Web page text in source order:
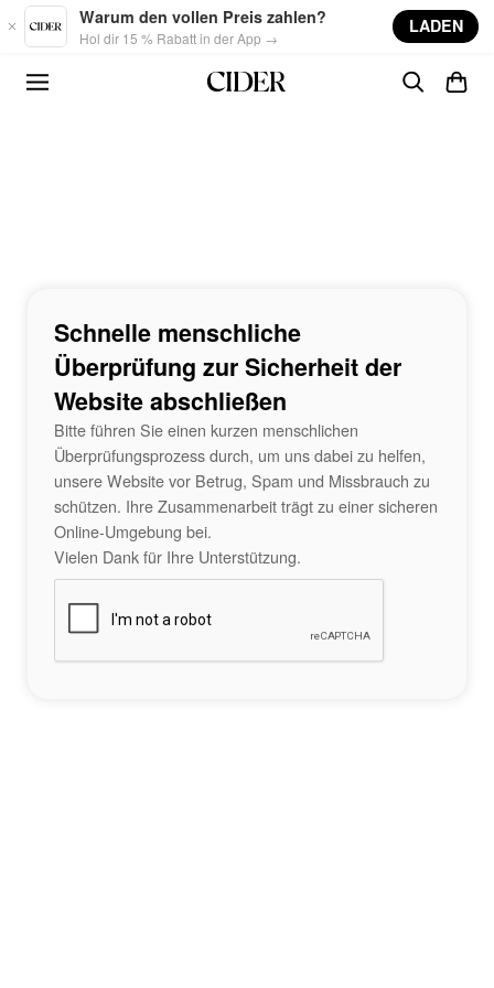
Skip to main content
Warum den vollen Preis zahlen?
Hol dir 15 % Rabatt in der App →
LADEN
Schnelle menschliche
Überprüfung zur Sicherheit der
Website abschließen
Bitte führen Sie einen kurzen menschlichen
Überprüfungsprozess durch, um uns dabei zu helfen,
unsere Website vor Betrug, Spam und Missbrauch zu
schützen. Ihre Zusammenarbeit trägt zu einer sicheren
Online-Umgebung bei.
Vielen Dank für Ihre Unterstützung.